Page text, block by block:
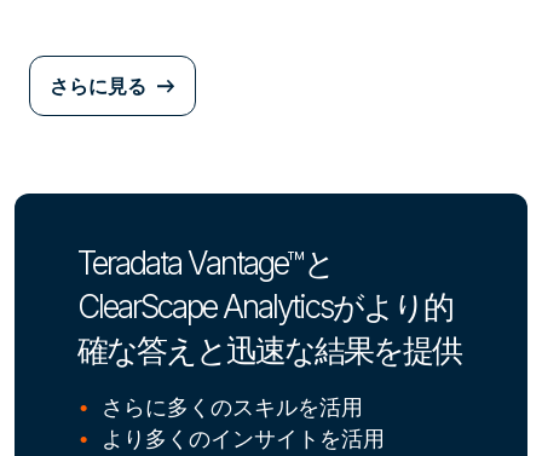
さらに見る
Teradata Vantage™と
ClearScape Analyticsがより的
確な答えと迅速な結果を提供
さらに多くのスキルを活用
より多くのインサイトを活用